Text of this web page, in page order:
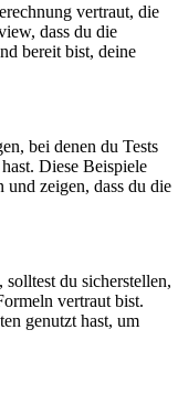
vertraut, die
dass du die
bereit bist, deine
bei denen du Tests
Diese Beispiele
und zeigen, dass du die
du sicherstellen,
vertraut bist.
genutzt hast, um